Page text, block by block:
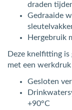
draden
Gedraaide
Hergebruik
Deze knelfitting
met een
Gesloten
+90°C